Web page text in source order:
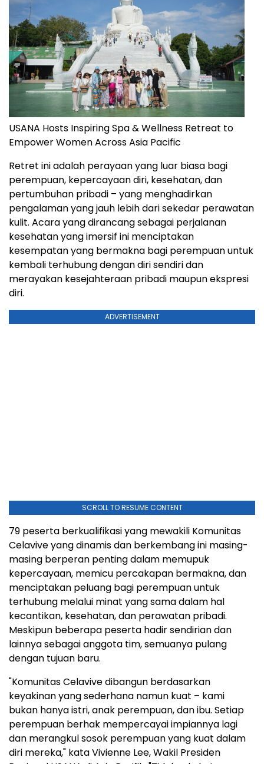
USANA Hosts Inspiring Spa & Wellness Retreat to
Empower Women Across Asia Pacific
Retret ini adalah perayaan yang luar biasa bagi
perempuan, kepercayaan diri, kesehatan, dan
pertumbuhan pribadi – yang menghadirkan
pengalaman yang jauh lebih dari sekedar perawatan
kulit. Acara yang dirancang sebagai perjalanan
kesehatan yang imersif ini menciptakan
kesempatan yang bermakna bagi perempuan untuk
kembali terhubung dengan diri sendiri dan
merayakan kesejahteraan pribadi maupun ekspresi
diri.
ADVERTISEMENT
SCROLL TO RESUME CONTENT
79 peserta berkualifikasi yang mewakili Komunitas
Celavive yang dinamis dan berkembang ini masing-
masing berperan penting dalam memupuk
kepercayaan, memicu percakapan bermakna, dan
menciptakan peluang bagi perempuan untuk
terhubung melalui minat yang sama dalam hal
kecantikan, kesehatan, dan perawatan pribadi.
Meskipun beberapa peserta hadir sendirian dan
lainnya sebagai anggota tim, semuanya pulang
dengan tujuan baru.
"Komunitas Celavive dibangun berdasarkan
keyakinan yang sederhana namun kuat – kami
bukan hanya istri, anak perempuan, dan ibu. Setiap
perempuan berhak mempercayai impiannya lagi
dan merangkul sosok perempuan yang kuat dalam
diri mereka," kata Vivienne Lee, Wakil Presiden